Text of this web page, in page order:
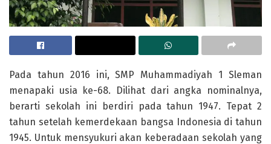
Pada tahun 2016 ini, SMP Muhammadiyah 1 Sleman
menapaki usia ke-68. Dilihat dari angka nominalnya,
berarti sekolah ini berdiri pada tahun 1947. Tepat 2
tahun setelah kemerdekaan bangsa Indonesia di tahun
1945. Untuk mensyukuri akan keberadaan sekolah yang